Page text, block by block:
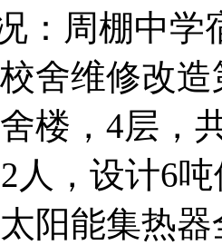
周棚中学
舍维修改
楼，4层，
人，设计6
阳能集热